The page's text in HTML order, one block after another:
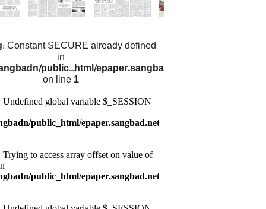
: Constant SECURE already defined
in
public_html/epaper.sangbad.net.bd/
on line 1